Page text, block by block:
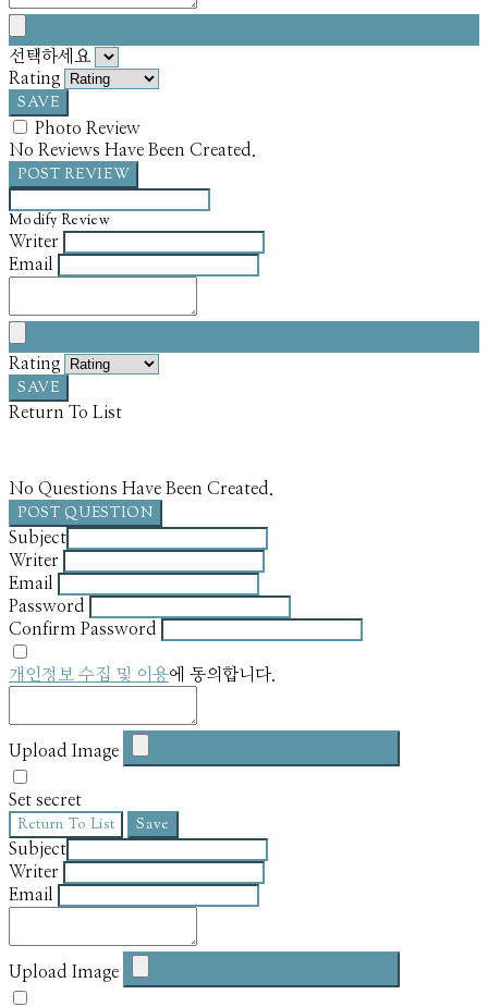
선택하세요
Rating
SAVE
Photo Review
No Reviews Have Been Created.
POST REVIEW
Modify Review
Writer
Email
Rating
SAVE
Return To List
No Questions Have Been Created.
POST QUESTION
Subject
Writer
Email
Password
Confirm Password
개인정보 수집 및 이용에 동의합니다.
Upload Image
Set secret
Return To List Save
Subject
Writer
Email
Upload Image